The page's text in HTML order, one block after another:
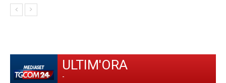
ULTIM'ORA
-